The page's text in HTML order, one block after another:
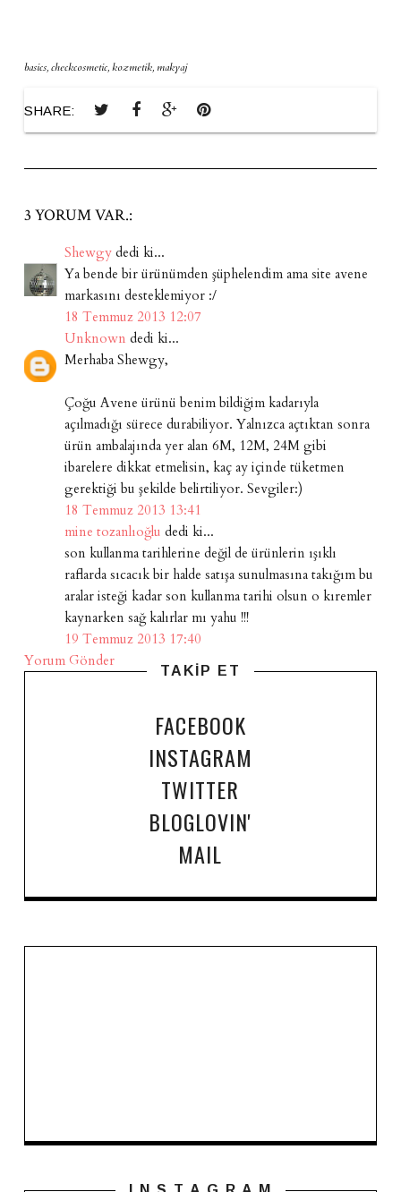
basics,checkcosmetic,kozmetik, makyaj
SHARE:
3 YORUM VAR.:
Shewgydedi ki...
Ya bende bir ürünümden şüphelendim ama site avene
markasını desteklemiyor :/
18 Temmuz 2013 12:07
Unknown dedi ki...
Merhaba Shewgy,
Çoğu Avene ürünü benim bildiğim kadarıyla
açılmadığı sürece durabiliyor. Yalnızca açtıktan sonra
ürün ambalajında yer alan 6M, 12M, 24M gibi
ibarelere dikkat etmelisin, kaç ay içinde tüketmen
gerektiği bu şekilde belirtiliyor. Sevgiler:)
18 Temmuz 2013 13:41
mine tozanlıoğlu dedi ki...
son kullanma tarihlerine değil de ürünlerin ışıklı
raflarda sıcacık bir halde satışa sunulmasına takığım bu
aralar isteği kadar son kullanma tarihi olsun o kıremler
kaynarken sağ kalırlar mı yahu !!!
19 Temmuz 2013 17:40
Yorum Gönder
TAKİP ET
FACEBOOK
INSTAGRAM
TWITTER
BLOGLOVIN'
MAIL